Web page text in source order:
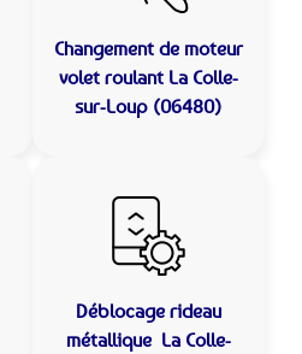
Changement de moteur
volet roulant La Colle-
sur-Loup (06480)
Déblocage rideau
métallique La Colle-